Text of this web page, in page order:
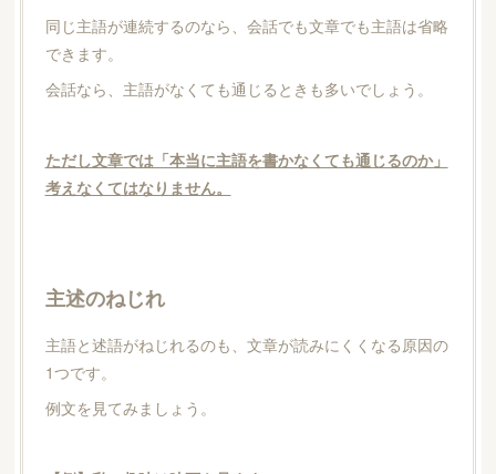
同じ主語が連続するのなら、会話でも文章でも主語は省略
できます。
会話なら、主語がなくても通じるときも多いでしょう。
ただし文章では「本当に主語を書かなくても通じるのか」
考えなくてはなりません。
主述のねじれ
主語と述語がねじれるのも、文章が読みにくくなる原因の
1つです。
例文を見てみましょう。